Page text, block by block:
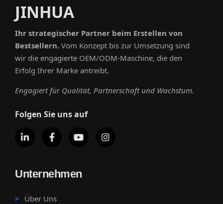
JINHUA
Ihr strategischer Partner beim Erstellen von
Bestsellern. Vom Konzept bis zur Umsetzung sind
wir die engagierte OEM/ODM-Maschine, die den
Erfolg Ihrer Marke antreibt.
Engagiert für Qualität, Partnerschaft und Wachstum.
Folgen Sie uns auf
Unternehmen
Über Uns